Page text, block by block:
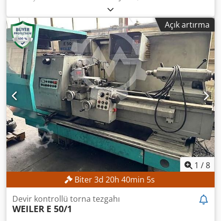
, Y ekseni hareket mesafesi:
ekseni hareket mesafesi:460 mm, kontrolör modeli:
FANUC Series 160is-MB, maksimum mil hızı: 12.000
dev/dak, Asgari fiyat yok - en yüksek teklife garantili satış!
TEKNİK ÖZELLİKLER Hareket Aralıkları X ekseni: 600 mm Y
ekseni: 410 mm Z ekseni: 460 mm A ekseni: -120 ile +30°
arası C ekseni: 360° Mil Devir aralığı: 100 ile 12.000 dev/dak
Devir kademeleri: kademesiz Mil bağlantısı: 7/24 konik,
boyut 40 Mil yatağı iç çapı: 65 mm Mesafe Masa yüzeyi ile
mil ucunun arası: 70 ila 530 mm Dedjzpxgrjpfx Adiock
Kolon ön yüzeyi ile mil merkezinin arası: 620 mm Masa
Çalışma yüzeyi çapı: 350 mm Maksimum iş parçası ağırlığı:
200 kg Masa yüzeyinin yerden yüksekliği: 1.080 mm
İlerleme Hızlı ilerleme (X ve Y eksenleri): 48 m/dak Hızlı
ilerleme (Z ekseni): 36 m/dak Hızlı ilerleme (A ekseni): 22,2
dev/dak Hızlı ilerleme (C ekseni): 33,3 dev/dak Çalışma
ilerlemesi (X, Y ve Z eksenleri): 1 ila 36.000 mm/dak Çalışma
ilerlemesi (A ekseni): 22,2 dev/dak Çalışma ilerlemesi (C
ekseni): 33,3 dev/dak Takım Değiştirici Takım bağlantısı: JIS
B 6339 BT40 Çekme pimi: MAS 403 P40T-1 Takım deposu:
20 takım Maksimum takım çapı: 110 mm Doluluk
Açık artırma
1 /8
Biter3d 20h 40min 2s
Devir kontrollü torna tezgahı
WEILER E 50/1